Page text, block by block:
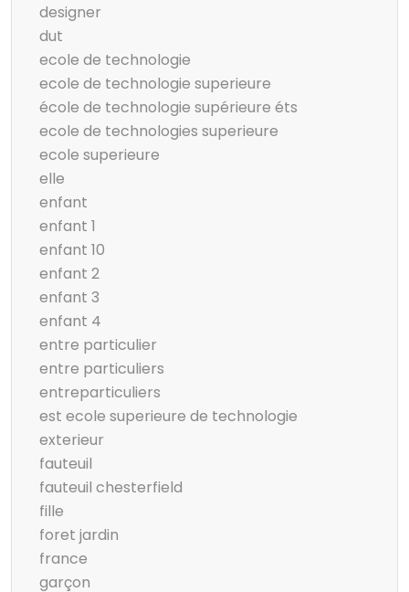
designer
dut
ecole de technologie
ecole de technologie superieure
école de technologie supérieure éts
ecole de technologies superieure
ecole superieure
elle
enfant
enfant 1
enfant 10
enfant 2
enfant 3
enfant 4
entre particulier
entre particuliers
entreparticuliers
est ecole superieure de technologie
exterieur
fauteuil
fauteuil chesterfield
fille
foret jardin
france
garçon